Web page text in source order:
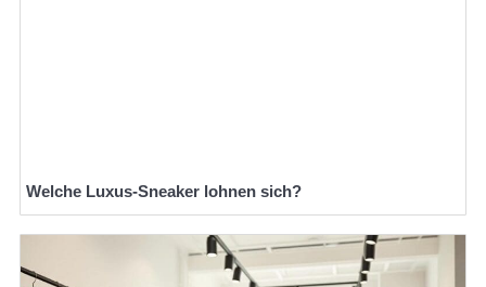
Welche Luxus-Sneaker lohnen sich?